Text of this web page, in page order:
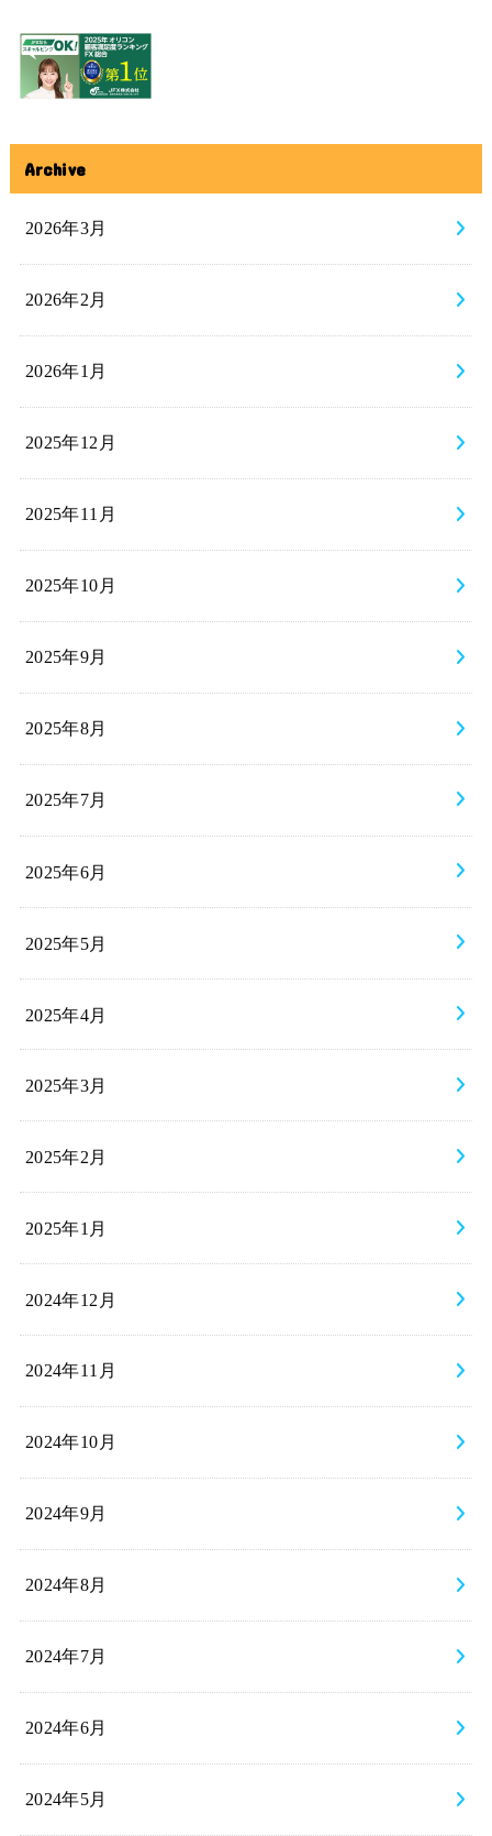
Archive
2026年3月
2026年2月
2026年1月
2025年12月
2025年11月
2025年10月
2025年9月
2025年8月
2025年7月
2025年6月
2025年5月
2025年4月
2025年3月
2025年2月
2025年1月
2024年12月
2024年11月
2024年10月
2024年9月
2024年8月
2024年7月
2024年6月
2024年5月